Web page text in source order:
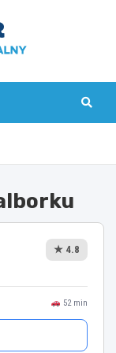
★ 4.8
52 min